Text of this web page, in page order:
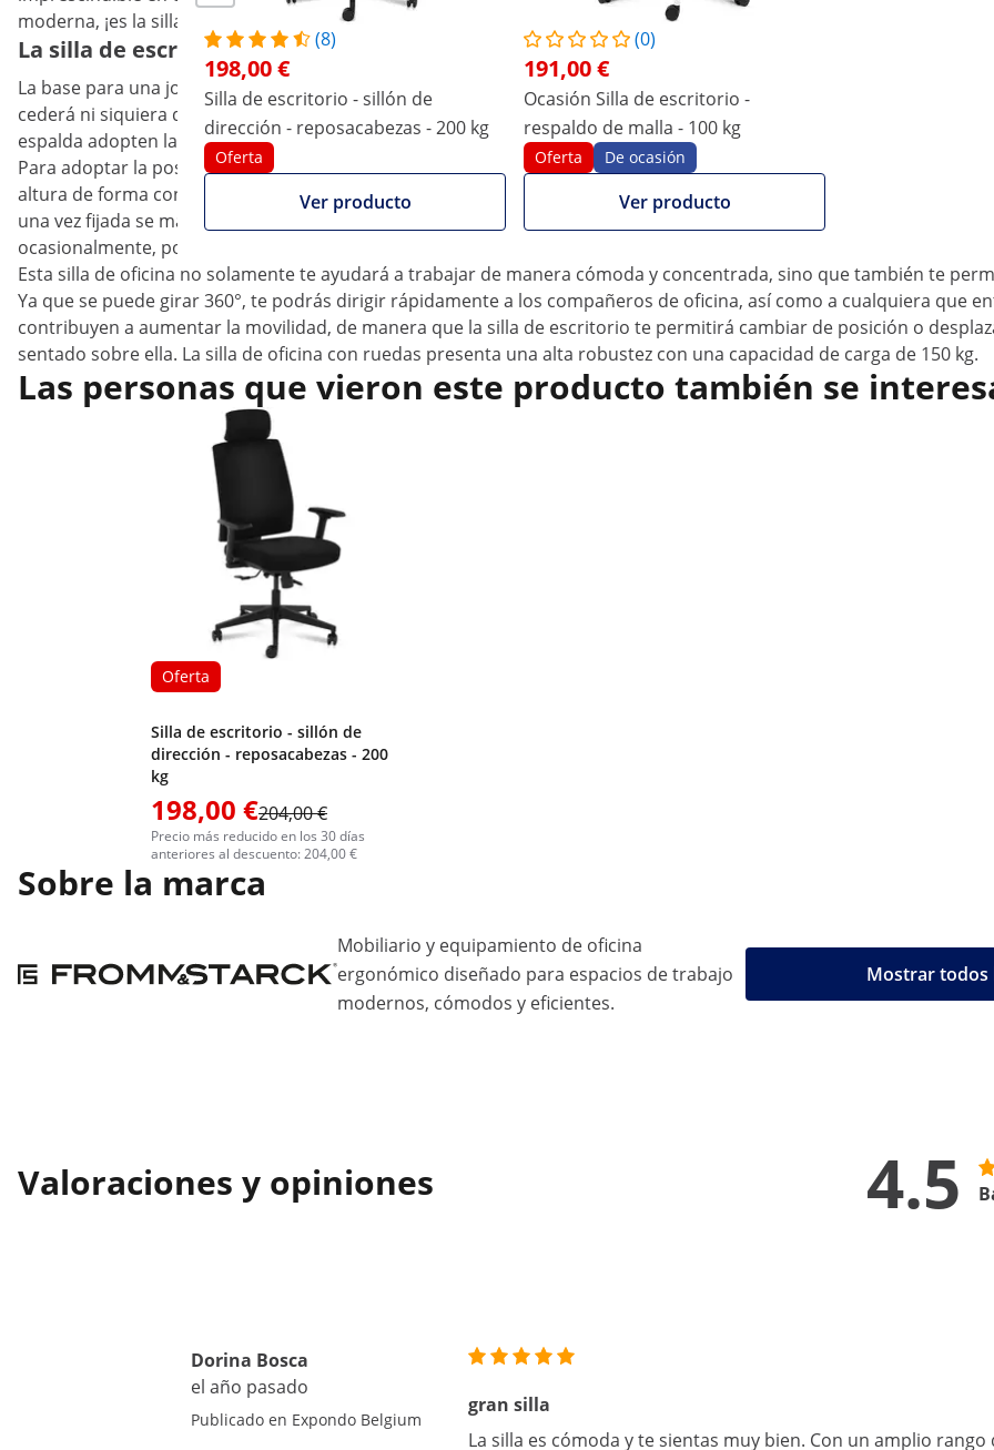
(8)
198,00 €
Silla de escritorio - sillón de
dirección - reposacabezas - 200 kg
Oferta
Ver producto
(0)
191,00 €
Ocasión Silla de escritorio -
respaldo de malla - 100 kg
Oferta De ocasión
Ver producto
moderna, ¡es la silla giratoria para despacho en negro de Fromm & Starck!
La silla de escritorio completará el mobiliario de tu oficina
La base para una jornada laboral cómoda y productiva es el cómodo acolchado de la silla de trabajo. El confort
cederá ni siquiera durante largas horas de trabajo intensivo frente a la pantalla. De esta forma, el ergonómico
espalda adopten la postura ideal. El tejido robusto y transpirable del respaldo posibilita la circulación del aire incluso
Para adoptar la postura óptima que corresponda a tu altura, la ergonómica silla con ruedas es inclinable, gracias a
altura de forma continua hasta 100 mm con ayuda de una válvula de presión de gas. Asimismo, el sillón de
una vez fijada se mantiene de forma segura. Aquí debe respetarse un ángulo de 90° entre la parte superior del
ocasionalmente, podrás apoyarlos en los dos cómodos reposabrazos, también regulables.
Esta silla de oficina no solamente te ayudará a trabajar de manera cómoda y concentrada, sino que también te
Ya que se puede girar 360°, te podrás dirigir rápidamente a los compañeros de oficina, así como a cualquiera que
contribuyen a aumentar la movilidad, de manera que la silla de escritorio te permitirá cambiar de posición o
sentado sobre ella. La silla de oficina con ruedas presenta una alta robustez con una capacidad de carga de 150 kg.
Las personas que vieron este producto también se
Oferta
Silla de escritorio - sillón de
dirección - reposacabezas - 200
kg
198,00 €204,00 €
Precio más reducido en los 30 días
anteriores al descuento: 204,00 €
Sobre la marca
Mobiliario y equipamiento de oficina
ergonómico diseñado para espacios de trabajo
modernos, cómodos y eficientes.
Mostrar todos
Valoraciones y opiniones 4.5
Dorina Bosca
el año pasado
Publicado en Expondo Belgium
gran silla
La silla es cómoda y te sientas muy bien. Con un amplio